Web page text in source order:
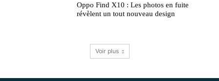
Oppo Find X10 : Les photos en fuite
révèlent un tout nouveau design
Voir plus